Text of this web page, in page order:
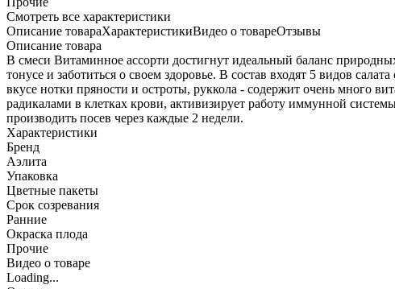
Cмотреть все характеристики
Описание товараХарактеристикиВидео о товареОтзывы
Описание товара
В смеси Витаминное ассорти достигнут идеальный баланс
тонусе и заботиться о своем здоровье. В состав входят 5 видов
вкусе нотки пряности и остроты, руккола - содержит очень много
радикалами в клетках крови, активизирует работу иммунной
производить посев через каждые 2 недели.
Характеристики
Бренд
Аэлита
Упаковка
Цветные пакеты
Срок созревания
Ранние
Окраска плода
Прочие
Видео о товаре
Loading...